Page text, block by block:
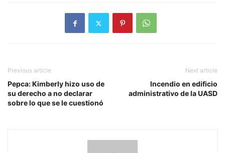
Previous article
Pepca: Kimberly hizo uso de
su derecho a no declarar
sobre lo que se le cuestionó
Next article
Incendio en edificio
administrativo de la UASD